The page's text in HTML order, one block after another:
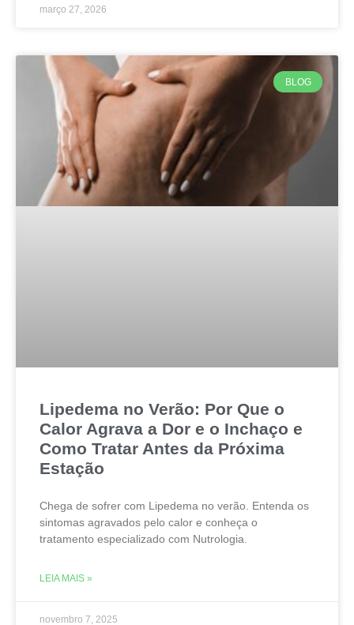
março 27, 2026
BLOG
Lipedema no Verão: Por Que o
Calor Agrava a Dor e o Inchaço e
Como Tratar Antes da Próxima
Estação
Chega de sofrer com Lipedema no verão. Entenda os
sintomas agravados pelo calor e conheça o
tratamento especializado com Nutrologia.
LEIA MAIS »
novembro 7, 2025